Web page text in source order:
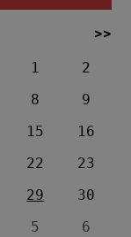
>>
1
2
8
9
15
16
22
23
29
30
5 6